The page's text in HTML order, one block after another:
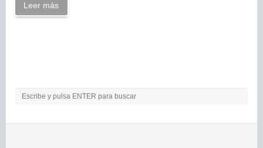
Leer más